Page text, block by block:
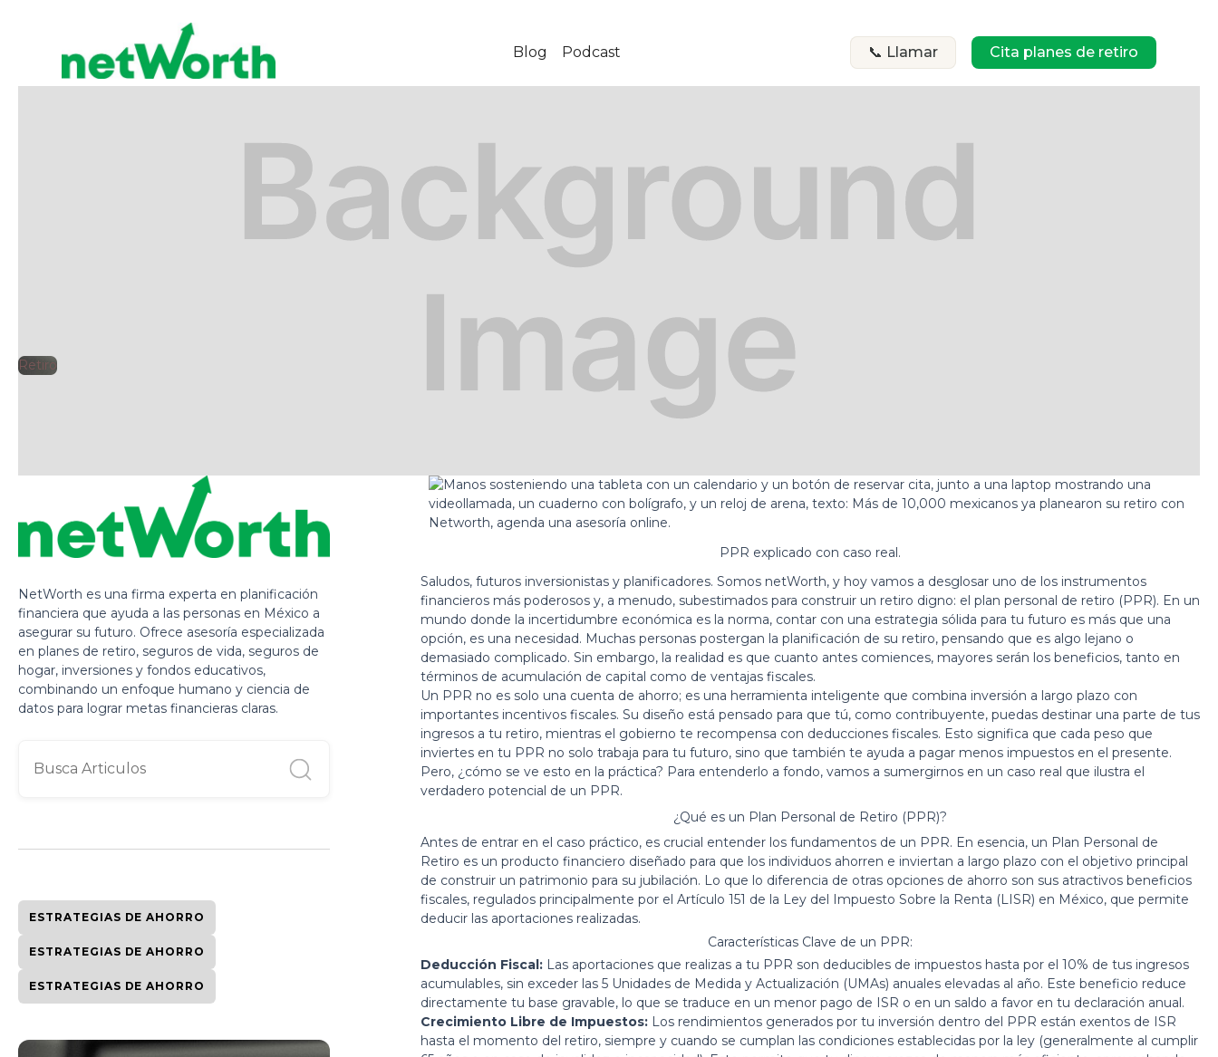
Blog Podcast 📞 Llamar Cita planes de retiro
Retiro
NetWorth es una firma experta en planificación
financiera que ayuda a las personas en México a
asegurar su futuro. Ofrece asesoría especializada
en planes de retiro, seguros de vida, seguros de
hogar, inversiones y fondos educativos,
combinando un enfoque humano y ciencia de
datos para lograr metas financieras claras.
ESTRATEGIAS DE AHORRO
ESTRATEGIAS DE AHORRO
ESTRATEGIAS DE AHORRO
PPR explicado con caso real.
Saludos, futuros inversionistas y planificadores. Somos netWorth, y hoy vamos a desglosar uno de los instrumentos
financieros más poderosos y, a menudo, subestimados para construir un retiro digno: el plan personal de retiro (PPR). En un
mundo donde la incertidumbre económica es la norma, contar con una estrategia sólida para tu futuro es más que una
opción, es una necesidad. Muchas personas postergan la planificación de su retiro, pensando que es algo lejano o
demasiado complicado. Sin embargo, la realidad es que cuanto antes comiences, mayores serán los beneficios, tanto en
términos de acumulación de capital como de ventajas fiscales.
Un PPR no es solo una cuenta de ahorro; es una herramienta inteligente que combina inversión a largo plazo con
importantes incentivos fiscales. Su diseño está pensado para que tú, como contribuyente, puedas destinar una parte de tus
ingresos a tu retiro, mientras el gobierno te recompensa con deducciones fiscales. Esto significa que cada peso que
inviertes en tu PPR no solo trabaja para tu futuro, sino que también te ayuda a pagar menos impuestos en el presente.
Pero, ¿cómo se ve esto en la práctica? Para entenderlo a fondo, vamos a sumergirnos en un caso real que ilustra el
verdadero potencial de un PPR.
¿Qué es un Plan Personal de Retiro (PPR)?
Antes de entrar en el caso práctico, es crucial entender los fundamentos de un PPR. En esencia, un Plan Personal de
Retiro es un producto financiero diseñado para que los individuos ahorren e inviertan a largo plazo con el objetivo principal
de construir un patrimonio para su jubilación. Lo que lo diferencia de otras opciones de ahorro son sus atractivos beneficios
fiscales, regulados principalmente por el Artículo 151 de la Ley del Impuesto Sobre la Renta (LISR) en México, que permite
deducir las aportaciones realizadas.
Características Clave de un PPR:
Deducción Fiscal: Las aportaciones que realizas a tu PPR son deducibles de impuestos hasta por el 10% de tus ingresos
acumulables, sin exceder las 5 Unidades de Medida y Actualización (UMAs) anuales elevadas al año. Este beneficio reduce
directamente tu base gravable, lo que se traduce en un menor pago de ISR o en un saldo a favor en tu declaración anual.
Crecimiento Libre de Impuestos: Los rendimientos generados por tu inversión dentro del PPR están exentos de ISR
hasta el momento del retiro, siempre y cuando se cumplan las condiciones establecidas por la ley (generalmente al cumplir